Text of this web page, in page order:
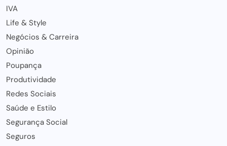
IVA
Life & Style
Negócios & Carreira
Opinião
Poupança
Produtividade
Redes Sociais
Saúde e Estilo
Segurança Social
Seguros